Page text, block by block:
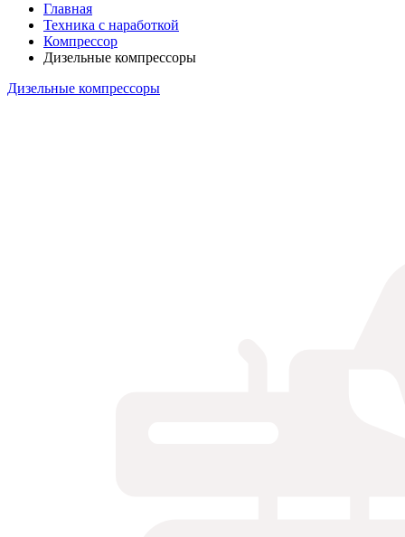
Главная
Техника с наработкой
Компрессор
Дизельные компрессоры
Дизельные компрессоры